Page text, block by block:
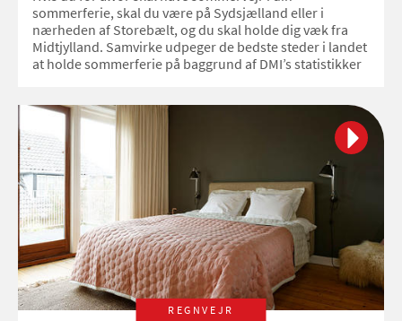
sommerferie, skal du være på Sydsjælland eller i
nærheden af Storebælt, og du skal holde dig væk fra
Midtjylland. Samvirke udpeger de bedste steder i landet
at holde sommerferie på baggrund af DMI’s statistikker
REGNVEJR